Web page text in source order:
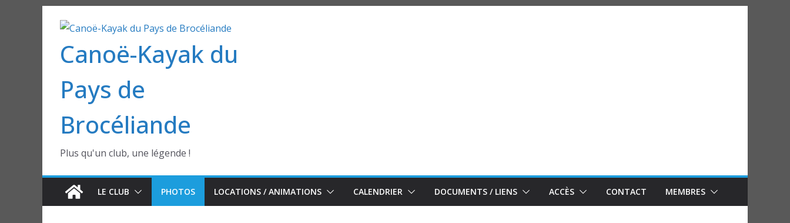
contenuCanoë-Kayak du
Pays de
Brocéliande
Plus qu'un club, une légende !
LE CLUB PHOTOS LOCATIONS / ANIMATIONS CALENDRIER DOCUMENTS / LIENS ACCÈS CONTACT MEMBRES